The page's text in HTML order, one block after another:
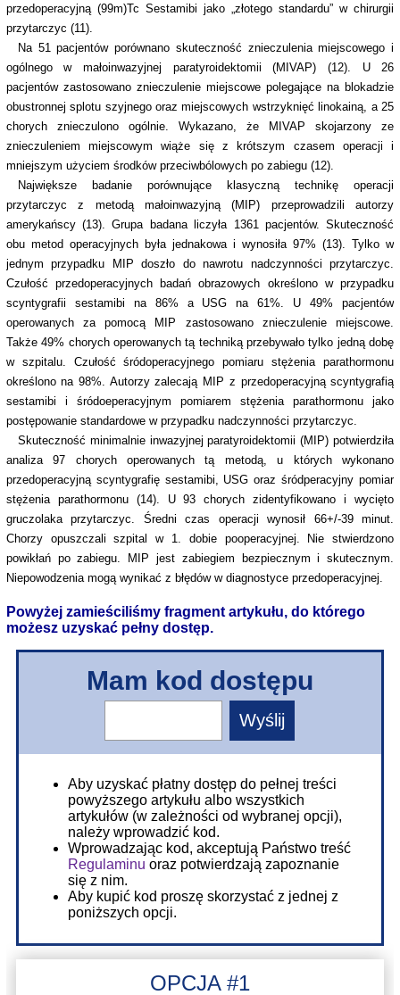
przedoperacyjną (99m)Tc Sestamibi jako „złotego standardu” w chirurgii
przytarczyc (11).
Na 51 pacjentów porównano skuteczność znieczulenia miejscowego i
ogólnego w małoinwazyjnej paratyroidektomii (MIVAP) (12). U 26
pacjentów zastosowano znieczulenie miejscowe polegające na blokadzie
obustronnej splotu szyjnego oraz miejscowych wstrzyknięć linokainą, a 25
chorych znieczulono ogólnie. Wykazano, że MIVAP skojarzony ze
znieczuleniem miejscowym wiąże się z krótszym czasem operacji i
mniejszym użyciem środków przeciwbólowych po zabiegu (12).
Największe badanie porównujące klasyczną technikę operacji
przytarczyc z metodą małoinwazyjną (MIP) przeprowadzili autorzy
amerykańscy (13). Grupa badana liczyła 1361 pacjentów. Skuteczność
obu metod operacyjnych była jednakowa i wynosiła 97% (13). Tylko w
jednym przypadku MIP doszło do nawrotu nadczynności przytarczyc.
Czułość przedoperacyjnych badań obrazowych określono w przypadku
scyntygrafii sestamibi na 86% a USG na 61%. U 49% pacjentów
operowanych za pomocą MIP zastosowano znieczulenie miejscowe.
Także 49% chorych operowanych tą techniką przebywało tylko jedną dobę
w szpitalu. Czułość śródoperacyjnego pomiaru stężenia parathormonu
określono na 98%. Autorzy zalecają MIP z przedoperacyjną scyntygrafią
sestamibi i śródoeperacyjnym pomiarem stężenia parathormonu jako
postępowanie standardowe w przypadku nadczynności przytarczyc.
Skuteczność minimalnie inwazyjnej paratyroidektomii (MIP) potwierdziła
analiza 97 chorych operowanych tą metodą, u których wykonano
przedoperacyjną scyntygrafię sestamibi, USG oraz śródperacyjny pomiar
stężenia parathormonu (14). U 93 chorych zidentyfikowano i wycięto
gruczolaka przytarczyc. Średni czas operacji wynosił 66+/-39 minut.
Chorzy opuszczali szpital w 1. dobie pooperacyjnej. Nie stwierdzono
powikłań po zabiegu. MIP jest zabiegiem bezpiecznym i skutecznym.
Niepowodzenia mogą wynikać z błędów w diagnostyce przedoperacyjnej.
Powyżej zamieściliśmy fragment artykułu, do którego
możesz uzyskać pełny dostęp.
Mam kod dostępu
Aby uzyskać płatny dostęp do pełnej treści
powyższego artykułu albo wszystkich
artykułów (w zależności od wybranej opcji),
należy wprowadzić kod.
Wprowadzając kod, akceptują Państwo treść
Regulaminu oraz potwierdzają zapoznanie
się z nim.
Aby kupić kod proszę skorzystać z jednej z
poniższych opcji.
OPCJA #1